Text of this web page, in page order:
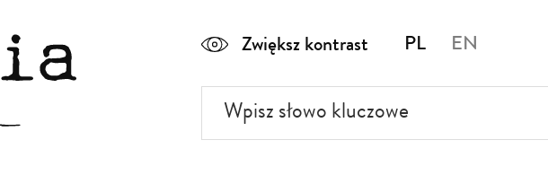
Zwiększ kontrast PL EN
słowo
kluczowe